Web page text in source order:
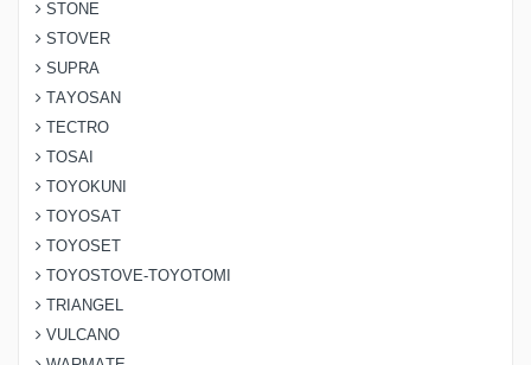
STONE
STOVER
SUPRA
TAYOSAN
TECTRO
TOSAI
TOYOKUNI
TOYOSAT
TOYOSET
TOYOSTOVE-TOYOTOMI
TRIANGEL
VULCANO